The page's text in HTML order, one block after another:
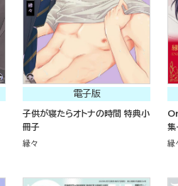
電子版
子供が寝たらオトナの時間 特典小
冊子
縁々
集
縁